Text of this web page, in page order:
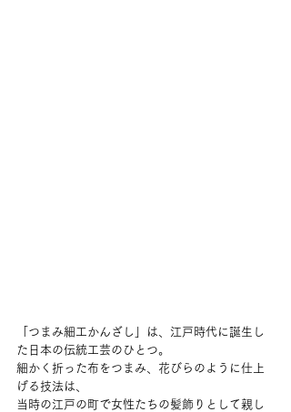
「つまみ細工かんざし」は、江戸時代に誕生し
た日本の伝統工芸のひとつ。
細かく折った布をつまみ、花びらのように仕上
げる技法は、
当時の江戸の町で女性たちの髪飾りとして親し